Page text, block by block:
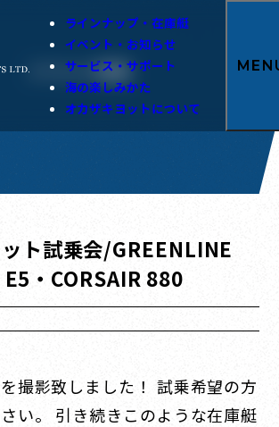
ラインナップ・在庫艇
イベント・お知らせ
サービス・サポート
海の楽しみかた
オカザキヨットについて
イベント情報
ト試乗会/GREENLINE
・CORSAIR 880
撮影致しました！ 試乗希望の方
い。 引き続きこのような在庫艇